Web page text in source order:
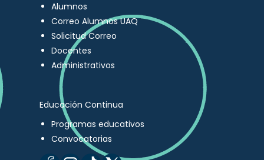
Alumnos
Correo Alumnos UAQ
Solicitud Correo
Docentes
Administrativos
Educación Continua
Programas educativos
Convocatorias